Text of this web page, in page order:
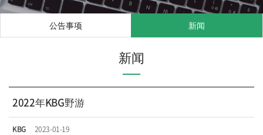
公告事项 新闻
新闻
2022年KBG野游
KBG 2023-01-19